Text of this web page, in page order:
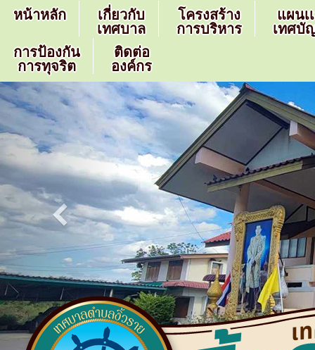
หน้าหลัก
เกี่ยวกับ
เทศบาล
โครงสร้าง
การบริหาร
แผนเ
เทศบั
การป้องกัน
การทุจริต
ติดต่อ
องค์กร